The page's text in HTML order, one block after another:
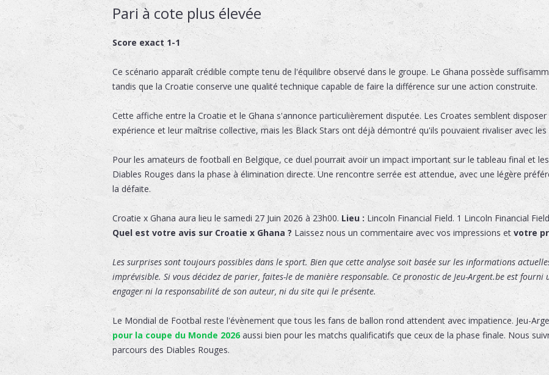
Pari à cote plus élevée
Score exact 1-1
Ce scénario apparaît crédible compte tenu de l'équilibre observé dans le groupe. Le Ghana possède
tandis que la Croatie conserve une qualité technique capable de faire la différence sur une action construite.
Cette affiche entre la Croatie et le Ghana s'annonce particulièrement disputée. Les Croates semblent
expérience et leur maîtrise collective, mais les Black Stars ont déjà démontré qu'ils pouvaient rivaliser avec
Pour les amateurs de football en Belgique, ce duel pourrait avoir un impact important sur le tableau final et
Diables Rouges dans la phase à élimination directe. Une rencontre serrée est attendue, avec une légère
la défaite.
Croatie x Ghana aura lieu le samedi 27 Juin 2026 à 23h00. Lieu : Lincoln Financial Field. 1 Lincoln Financial
Quel est votre avis sur Croatie x Ghana ? Laissez nous un commentaire avec vos impressions et votre
Les surprises sont toujours possibles dans le sport. Bien que cette analyse soit basée sur les informations
imprévisible. Si vous décidez de parier, faites-le de manière responsable. Ce pronostic de Jeu-Argent.be est
engager ni la responsabilité de son auteur, ni du site qui le présente.
Le Mondial de Footbal reste l'évènement que tous les fans de ballon rond attendent avec impatience. Jeu-
pour la coupe du Monde 2026aussi bien pour les matchs qualificatifs que ceux de la phase finale. Nous
parcours des Diables Rouges.